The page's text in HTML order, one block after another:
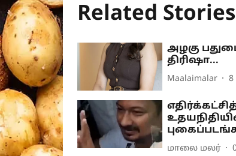
Related Stories
அழகு
திரிஷா...
Maalaimalar 8
மாலை மலர்